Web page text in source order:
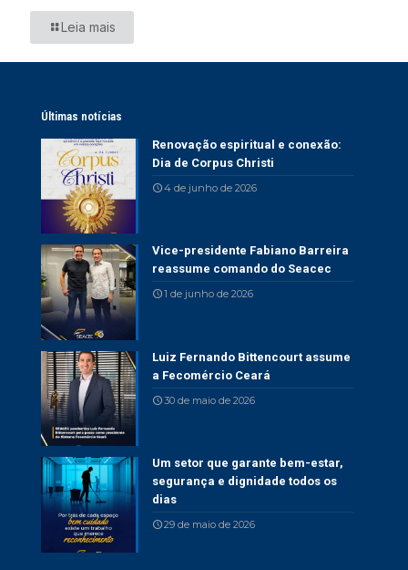
Leia mais
Últimas notícias
Renovação espiritual e conexão:
Dia de Corpus Christi
4 de junho de 2026
Vice-presidente Fabiano Barreira
reassume comando do Seacec
1 de junho de 2026
Luiz Fernando Bittencourt assume
a Fecomércio Ceará
30 de maio de 2026
Um setor que garante bem-estar,
segurança e dignidade todos os
dias
29 de maio de 2026